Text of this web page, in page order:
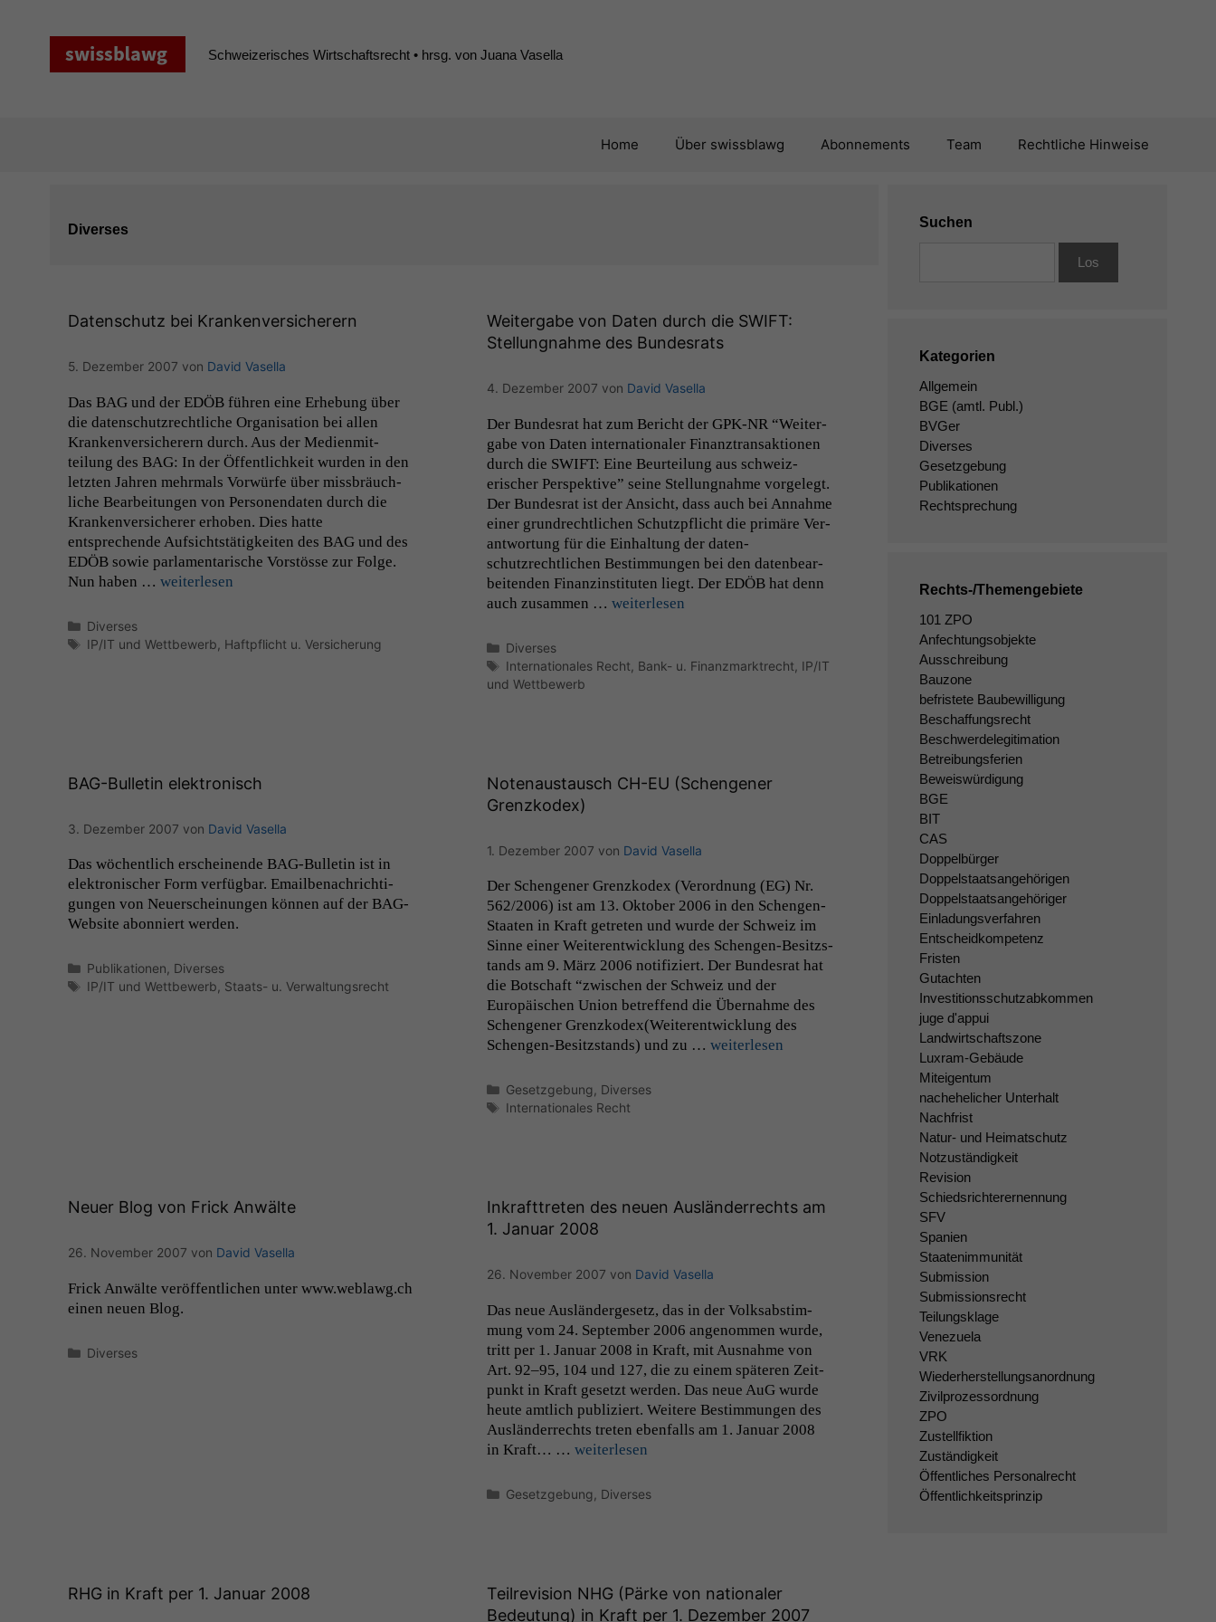
Schweizerisches Wirtschaftsrecht • hrsg. von Juana Vasella
Home Über swissblawg Abonnements Team Rechtliche Hinweise
Diverses
Datenschutz bei Krankenversicherern
5. Dezember 2007 von David Vasella
Das BAGund der EDÖBführen eine Erhe­bung über
die daten­schutzrechtliche Organ­i­sa­tion bei allen
Kranken­ver­sicher­ern durch. Aus der Medi­en­mit­
teilung des BAG: In der Öffentlichkeit wur­den in den
let­zten Jahren mehrmals Vor­würfe über miss­bräuch­
liche Bear­beitun­gen von Per­so­n­en­dat­en durch die
Kranken­ver­sicher­er erhoben. Dies hat­te
entsprechende Auf­sicht­stätigkeit­en des BAGund des
EDÖBsowie par­la­men­tarische Vorstösse zur Folge.
Nun haben … weit­er­lesen
Kategorien
Diverses
Schlagwörter
IP/IT und Wettbewerb Haftpflicht u. Versicherung
Weitergabe von Daten durch die SWIFT:
Stellungnahme des Bundesrats
4. Dezember 2007 von David Vasella
Der Bun­desrat hat zum Bericht der GPK-NR “Weit­er­
gabe von Dat­en inter­na­tionaler Finanz­transak­tio­nen
durch die SWIFT: Eine Beurteilung aus schweiz­
erisch­er Per­spek­tive” seine Stel­lung­nahme vorgelegt.
Der Bun­desrat ist der Ansicht, dass auch bei Annahme
ein­er grun­drechtlichen Schutzpflicht die primäre Ver­
ant­wor­tung für die Ein­hal­tung der daten­
schutzrechtlichen Bes­tim­mungen bei den daten­bear­
bei­t­en­den Finanzin­sti­tuten liegt. Der EDÖBhat denn
auch zusam­men … weit­er­lesen
Kategorien
Diverses
Schlagwörter
Internationales Recht Bank- u. Finanzmarktrecht IP/IT
und Wettbewerb
BAG-Bulletin elektronisch
3. Dezember 2007 von David Vasella
Das wöchentlich erscheinende BAG-Bul­letin ist in
elek­tro­n­is­ch­er Form ver­füg­bar. Email­be­nachrich­ti­
gun­gen von Neuer­schei­n­un­gen kön­nen auf der BAG-
Web­site abon­niert werden.
Kategorien
Publikationen Diverses
Schlagwörter
IP/IT und Wettbewerb Staats- u. Verwaltungsrecht
Notenaustausch CH-EU (Schengener
Grenzkodex)
1. Dezember 2007 von David Vasella
Der Schen­gener Gren­zkodex (Verord­nung (EG) Nr.
562/2006) ist am 13. Okto­ber 2006 in den Schen­­gen-
Staat­en in Kraft getreten und wurde der Schweiz im
Sinne ein­er Weit­er­en­twick­lung des Schen­­gen-Besitz­s­­
tands am 9. März 2006 noti­fiziert. Der Bun­desrat hat
die Botschaft “zwis­chen der Schweiz und der
Europäis­chen Union betr­e­f­fend die Über­nahme des
Schen­gener Gren­zkodex(Weit­er­en­twick­lung des
Schen­­gen-Besitz­s­­tands) und zu … weit­er­lesen
Kategorien
Gesetzgebung Diverses
Schlagwörter
Internationales Recht
Neuer Blog von Frick Anwälte
26. November 2007 von David Vasella
Frick Anwälte veröf­fentlichen unter www.weblawg.ch
einen neuen Blog.
Kategorien
Diverses
Inkrafttreten des neuen Ausländerrechts am
1. Januar 2008
26. November 2007 von David Vasella
Das neue Aus­län­derge­setz, das in der Volksab­stim­
mung vom 24. Sep­tem­ber 2006 angenom­men wurde,
tritt per 1. Jan­u­ar 2008 in Kraft, mit Aus­nahme von
Art. 92–95, 104 und 127, die zu einem späteren Zeit­
punkt in Kraft geset­zt wer­den. Das neue AuG wurde
heute amtlich pub­liziert. Weit­ere Bes­tim­mungen des
Aus­län­der­rechts treten eben­falls am 1. Jan­u­ar 2008
in Kraft… … weit­er­lesen
Kategorien
Gesetzgebung Diverses
RHG in Kraft per 1. Januar 2008 Teilrevision NHG (Pärke von nationaler
Bedeutung) in Kraft per 1. Dezember 2007
Suchen
Kategorien
Allgemein
BGE (amtl. Publ.)
BVGer
Diverses
Gesetzgebung
Publikationen
Rechtsprechung
Rechts-/Themengebiete
101 ZPO
Anfechtungsobjekte
Ausschreibung
Bauzone
befristete Baubewilligung
Beschaffungsrecht
Beschwerdelegitimation
Betreibungsferien
Beweiswürdigung
BGE
BIT
CAS
Doppelbürger
Doppelstaatsangehörigen
Doppelstaatsangehöriger
Einladungsverfahren
Entscheidkompetenz
Fristen
Gutachten
Investitionsschutzabkommen
juge d'appui
Landwirtschaftszone
Luxram-Gebäude
Miteigentum
nachehelicher Unterhalt
Nachfrist
Natur- und Heimatschutz
Notzuständigkeit
Revision
Schiedsrichterernennung
SFV
Spanien
Staatenimmunität
Submission
Submissionsrecht
Teilungsklage
Venezuela
VRK
Wiederherstellungsanordnung
Zivilprozessordnung
ZPO
Zustellfiktion
Zuständigkeit
Öffentliches Personalrecht
Öffentlichkeitsprinzip